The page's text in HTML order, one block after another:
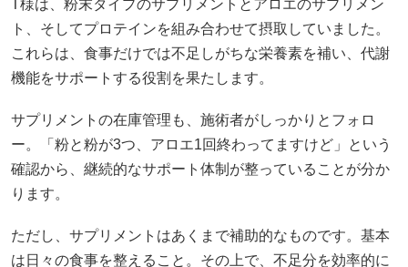
T様は、粉末タイプのサプリメントとアロエのサプリメン
ト、そしてプロテインを組み合わせて摂取していました。
これらは、食事だけでは不足しがちな栄養素を補い、代謝
機能をサポートする役割を果たします。
サプリメントの在庫管理も、施術者がしっかりとフォロ
ー。「粉と粉が3つ、アロエ1回終わってますけど」という
確認から、継続的なサポート体制が整っていることが分か
ります。
ただし、サプリメントはあくまで補助的なものです。基本
は日々の食事を整えること。その上で、不足分を効率的に